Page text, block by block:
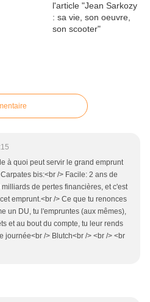
à quoi peut servir le grand emprunt
bis:<br /> Facile: 2 ans de
de pertes financières, et c'est
emprunt.<br /> Ce que tu renonces
un DU, tu l'empruntes (aux mêmes),
et au bout du compte, tu leur rends
journée<br /> Blutch<br /> <br /> <br